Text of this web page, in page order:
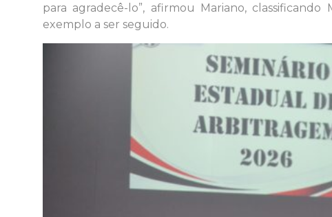
para agradecê-lo”, afirmou Mariano,
exemplo a ser seguido.